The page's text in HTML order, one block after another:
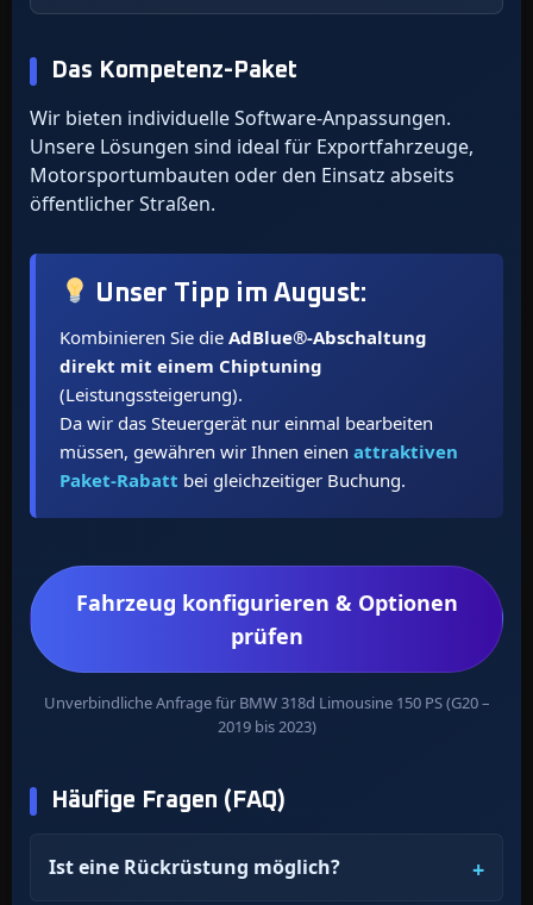
Das Kompetenz-Paket
Wir bieten individuelle Software-Anpassungen.
Unsere Lösungen sind ideal für Exportfahrzeuge,
Motorsportumbauten oder den Einsatz abseits
öffentlicher Straßen.
Unser Tipp imAugust:
Kombinieren Sie die AdBlue®-Abschaltung
direkt mit einem Chiptuning
(Leistungssteigerung).
Da wir das Steuergerät nur einmal bearbeiten
müssen, gewähren wir Ihnen einen attraktiven
Paket-Rabatt bei gleichzeitiger Buchung.
Fahrzeug konfigurieren & Optionen
prüfen
Unverbindliche Anfrage für BMW 318d Limousine 150 PS (G20 –
2019 bis 2023)
Häufige Fragen (FAQ)
Ist eine Rückrüstung möglich?